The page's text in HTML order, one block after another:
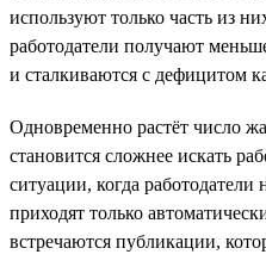
используют только часть из
работодатели получают
и сталкиваются с дефицитом
Одновременно растёт число
становится сложнее искать
ситуации, когда работодатели
приходят только
встречаются публикации,